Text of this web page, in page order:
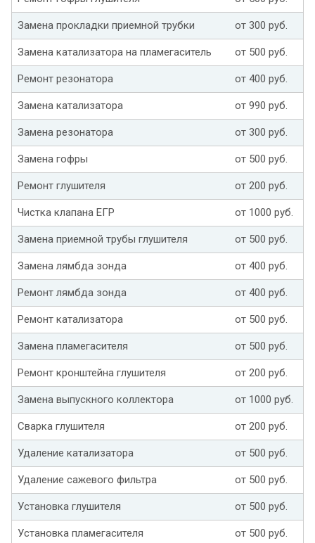
Замена прокладки приемной трубки от 300 руб.
Замена катализатора на пламегаситель от 500 руб.
Ремонт резонатора от 400 руб.
Замена катализатора от 990 руб.
Замена резонатора от 300 руб.
Замена гофры от 500 руб.
Ремонт глушителя от 200 руб.
Чистка клапана ЕГР от 1000 руб.
Замена приемной трубы глушителя от 500 руб.
Замена лямбда зонда от 400 руб.
Ремонт лямбда зонда от 400 руб.
Ремонт катализатора от 500 руб.
Замена пламегасителя от 500 руб.
Ремонт кронштейна глушителя от 200 руб.
Замена выпускного коллектора от 1000 руб.
Сварка глушителя от 200 руб.
Удаление катализатора от 500 руб.
Удаление сажевого фильтра от 500 руб.
Установка глушителя от 500 руб.
Установка пламегасителя от 500 руб.